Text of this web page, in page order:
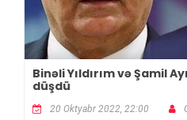
Binəli Yıldırım və Şamil
düşdü
20 Oktyabr 2022, 22:00